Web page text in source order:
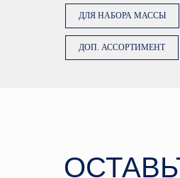
ДЛЯ НАБОРА МАССЫ
ДОП. АССОРТИМЕНТ
Наши менеджеры